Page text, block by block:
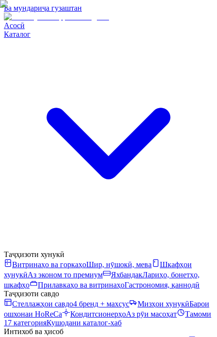
Ба мундариҷа гузаштан
Асосӣ
Каталог
Таҷҳизоти хунукӣ
Витринаҳо ва горкаҳоШир, нӯшокӣ, мева
Шкафҳои
хунукӣАз эконом то премиум ЯхбандакЛариҳо, бонетҳо,
шкафҳо
Прилавкаҳо ва витринаҳоГастрономия, қаннодӣ
Таҷҳизоти савдо
Стеллажҳои савдо4 бренд + махсус Мизҳои хунукӣБарои
ошхонаи HoReCa
КондитсионерҳоАз рӯи масоҳат
Тамоми
17 категорияКушодани каталог-хаб
Интихоб ва ҳисоб